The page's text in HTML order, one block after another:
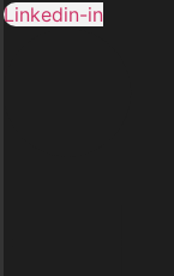
Linkedin-in